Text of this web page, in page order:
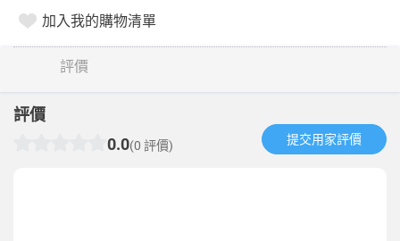
加入我的購物清單
評價
評價
0.0(0 評價) 提交用家評價​